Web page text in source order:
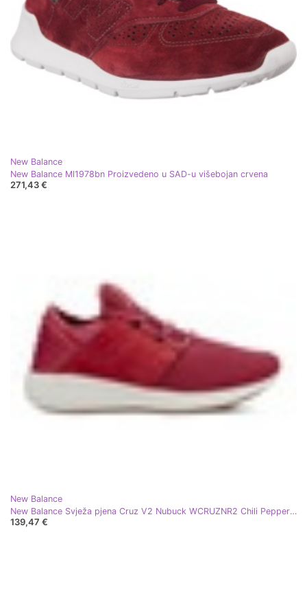
New Balance
New Balance Ml1978bn Proizvedeno u SAD-u višebojan crvena
271,43 €
New Balance
New Balance Svježa pjena Cruz V2 Nubuck WCRUZNR2 Chili Pepper s Vortexom crvena
139,47 €